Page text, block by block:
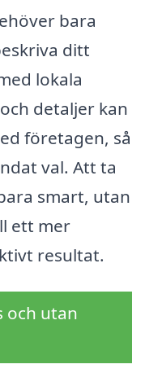
bara
ditt
lokala
detaljer kan
företagen, så
val. Att ta
smart, utan
ett mer
resultat.
och utan